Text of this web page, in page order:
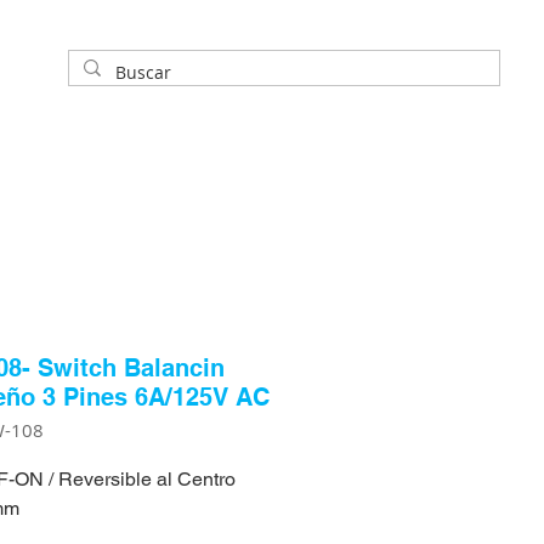
Switch Balancin
3 Pines 6A/125V AC
108
ON / Reversible al Centro